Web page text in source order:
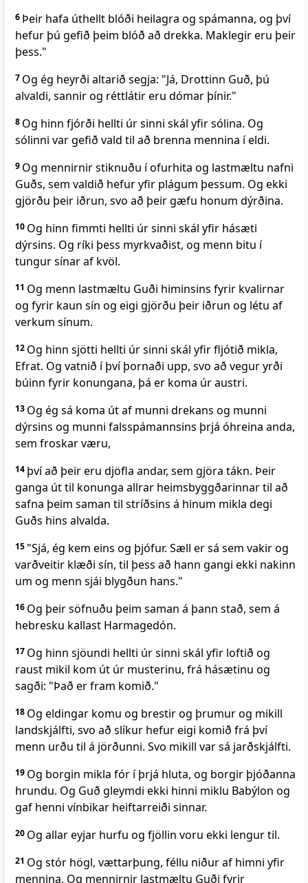
6 Þeir hafa úthellt blóði heilagra og spámanna, og því
hefur þú gefið þeim blóð að drekka. Maklegir eru þeir
þess."
7 Og ég heyrði altarið segja: "Já, Drottinn Guð, þú
alvaldi, sannir og réttlátir eru dómar þínir."
8 Og hinn fjórði hellti úr sinni skál yfir sólina. Og
sólinni var gefið vald til að brenna mennina í eldi.
9 Og mennirnir stiknuðu í ofurhita og lastmæltu nafni
Guðs, sem valdið hefur yfir plágum þessum. Og ekki
gjörðu þeir iðrun, svo að þeir gæfu honum dýrðina.
10 Og hinn fimmti hellti úr sinni skál yfir hásæti
dýrsins. Og ríki þess myrkvaðist, og menn bitu í
tungur sínar af kvöl.
11 Og menn lastmæltu Guði himinsins fyrir kvalirnar
og fyrir kaun sín og eigi gjörðu þeir iðrun og létu af
verkum sínum.
12 Og hinn sjötti hellti úr sinni skál yfir fljótið mikla,
Efrat. Og vatnið í því þornaði upp, svo að vegur yrði
búinn fyrir konungana, þá er koma úr austri.
13 Og ég sá koma út af munni drekans og munni
dýrsins og munni falsspámannsins þrjá óhreina anda,
sem froskar væru,
14 því að þeir eru djöfla andar, sem gjöra tákn. Þeir
ganga út til konunga allrar heimsbyggðarinnar til að
safna þeim saman til stríðsins á hinum mikla degi
Guðs hins alvalda.
15 "Sjá, ég kem eins og þjófur. Sæll er sá sem vakir og
varðveitir klæði sín, til þess að hann gangi ekki nakinn
um og menn sjái blygðun hans."
16 Og þeir söfnuðu þeim saman á þann stað, sem á
hebresku kallast Harmagedón.
17 Og hinn sjöundi hellti úr sinni skál yfir loftið og
raust mikil kom út úr musterinu, frá hásætinu og
sagði: "Það er fram komið."
18 Og eldingar komu og brestir og þrumur og mikill
landskjálfti, svo að slíkur hefur eigi komið frá því
menn urðu til á jörðunni. Svo mikill var sá jarðskjálfti.
19 Og borgin mikla fór í þrjá hluta, og borgir þjóðanna
hrundu. Og Guð gleymdi ekki hinni miklu Babýlon og
gaf henni vínbikar heiftarreiði sinnar.
20 Og allar eyjar hurfu og fjöllin voru ekki lengur til.
21 Og stór högl, vættarþung, féllu niður af himni yfir
mennina. Og mennirnir lastmæltu Guði fyrir